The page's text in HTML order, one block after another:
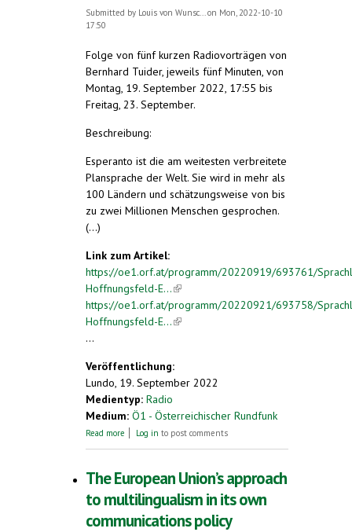
Submitted by Louis von Wunsc...on Mon, 2022-10-10
17:50
Folge von fünf kurzen Radiovorträgen von
Bernhard Tuider, jeweils fünf Minuten, von
Montag, 19. September 2022, 17:55 bis
Freitag, 23. September.
Beschreibung:
Esperanto ist die am weitesten verbreitete
Plansprache der Welt. Sie wird in mehr als
100 Ländern und schätzungsweise von bis
zu zwei Millionen Menschen gesprochen.
(...)
Link zum Artikel:
https://oe1.orf.at/programm/20220919/693761/
Hoffnungsfeld-E...(link is external)
https://oe1.orf.at/programm/20220921/693758/
Hoffnungsfeld-E...(link is external)
...
Veröffentlichung:
Lundo, 19. September 2022
Medientyp: Radio
Medium: Ö1 - Österreichischer Rundfunk
Read more about Sprachliches Hoffnungsfeld Esperanto
Log in to post comments
The European Union’s approach
to multilingualism in its own
communications policy